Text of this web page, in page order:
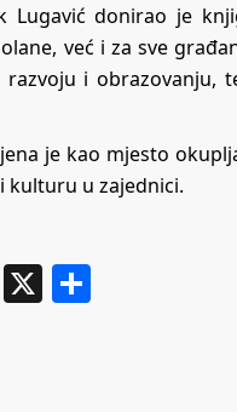
Lugavić donirao je
već i za sve
i
je kao mjesto
kulturu u zajednici.
Messenger
X